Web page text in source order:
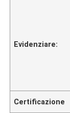
Evidenziare:
Certificazione